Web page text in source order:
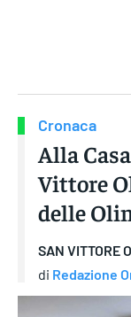
Cronaca
Alla
Vittore
delle
SAN VITTORE
di Redazione